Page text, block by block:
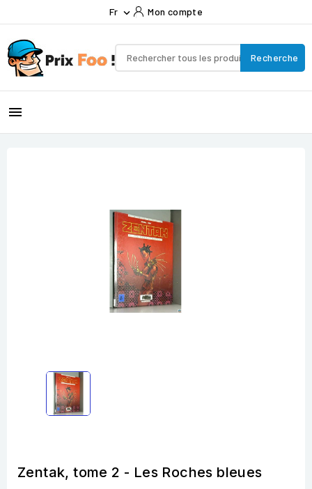
Fr  Mon compte
Recherche

Zentak, tome 2 - Les Roches bleues